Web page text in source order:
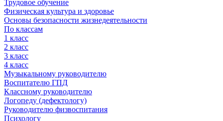
Трудовое обучение
Физическая культура и здоровье
Основы безопасности жизнедеятельности
По классам
1 класс
2 класс
3 класс
4 класс
Музыкальному руководителю
Воспитателю ГПД
Классному руководителю
Логопеду (дефектологу)
Руководителю физвоспитания
Психологу